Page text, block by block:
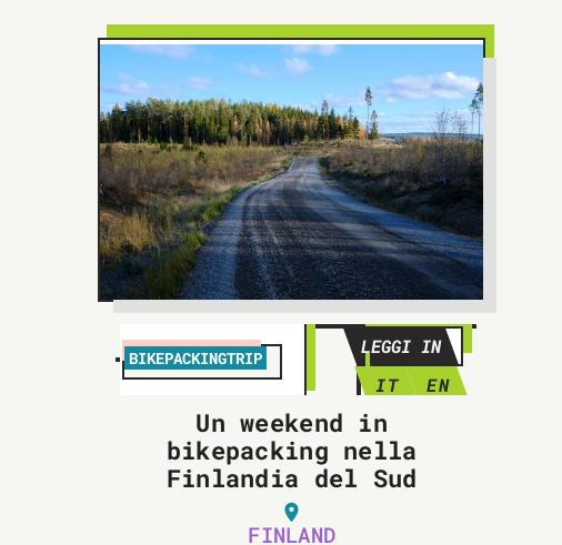
BIKEPACKINGTRIP
LEGGI IN
IT
EN
Un weekend in
bikepacking nella
Finlandia del Sud
FINLAND